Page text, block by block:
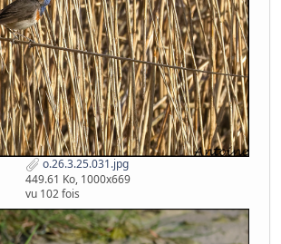
o.26.3.25.031.jpg
449.61 Ko, 1000x669
vu 102 fois